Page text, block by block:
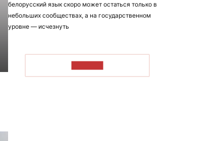
белорусский язык скоро может остаться только в
небольших сообществах, а на государственном
уровне — исчезнуть